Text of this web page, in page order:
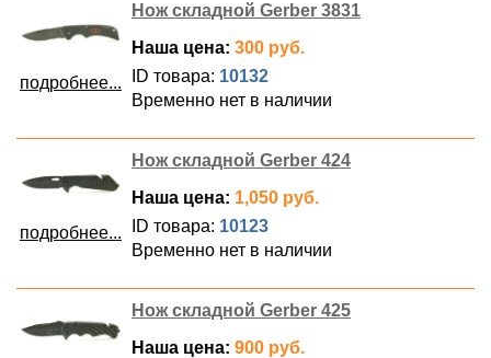
подробнее...
Нож складной Gerber 3831
Наша цена: 300 руб.
ID товара: 10132
Временно нет в наличии
подробнее...
Нож складной Gerber 424
Наша цена: 1,050 руб.
ID товара: 10123
Временно нет в наличии
Нож складной Gerber 425
Наша цена: 900 руб.